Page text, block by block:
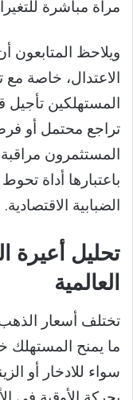
مرآة مباشرة
ويلاحظ المتابعون
الاعتدال، خاصة
المستهلكين تأجيل
تراجع محتمل أو
المستثمرون
باعتبارها أداة
الضبابية الاقتصادية.
تحليل أعيرة
العالمية
تختلف أسعار الذهب
ما يمنح المستهلك
سواء للادخار أو